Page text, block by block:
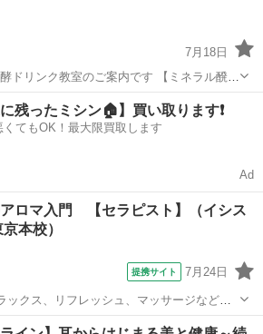
フ...
7月18日
教室のご案内です 【ミネラル醗酵
を 生活に取り入れてみません...
その他 ドリンク
に残ったミシン🏠】買い取ります❗️
くてもOK！最大限買取します
Ad
ロマ入門 【セラピスト】（イシス
本校）
提携サイト 7月24日
ックス、リフレッシュ、マッサージなどを
ンシャルオイルは、私たちの連想を超える